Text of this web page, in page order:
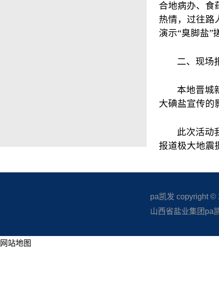
合地病办、食
热情，过往路
演示“臭脚盐”
二、现场
本地晋城
大碘盐宣传的
此次活动
报道极大地震
pa凯发 copyright ©
山西省盐业集团pa
网站地图